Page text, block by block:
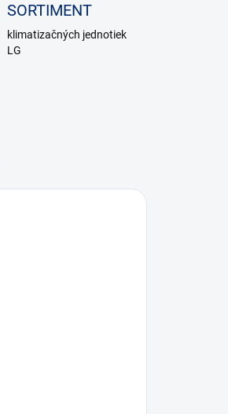
SORTIMENT
klimatizačných jednotiek
LG